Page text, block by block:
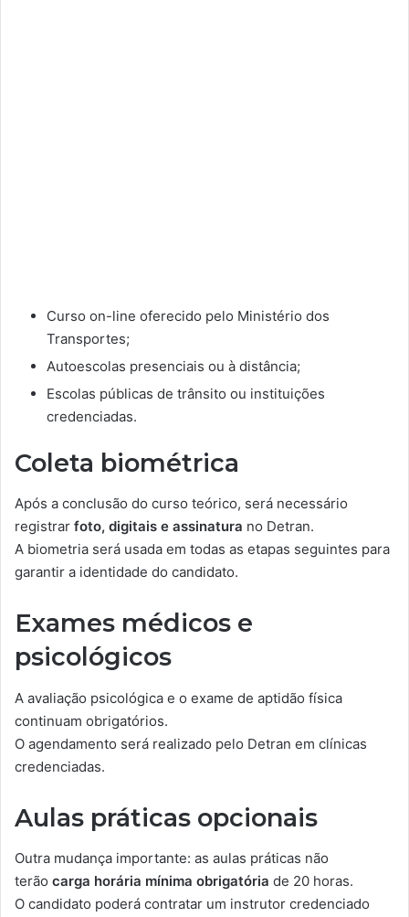
Curso on-line oferecido pelo Ministério dos
Transportes;
Autoescolas presenciais ou à distância;
Escolas públicas de trânsito ou instituições
credenciadas.
Coleta biométrica
Após a conclusão do curso teórico, será necessário
registrar foto, digitais e assinatura no Detran.
A biometria será usada em todas as etapas seguintes para
garantir a identidade do candidato.
Exames médicos e
psicológicos
A avaliação psicológica e o exame de aptidão física
continuam obrigatórios.
O agendamento será realizado pelo Detran em clínicas
credenciadas.
Aulas práticas opcionais
Outra mudança importante: as aulas práticas não
terão carga horária mínima obrigatória de 20 horas.
O candidato poderá contratar um instrutor credenciado